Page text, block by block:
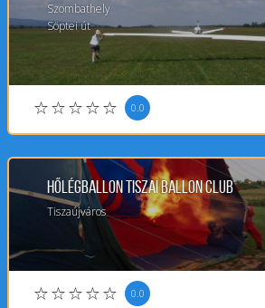
Szombathely
Söptei út
0.0
Hőlégballon Tiszai Ballon Club
Tiszaújváros
0.0